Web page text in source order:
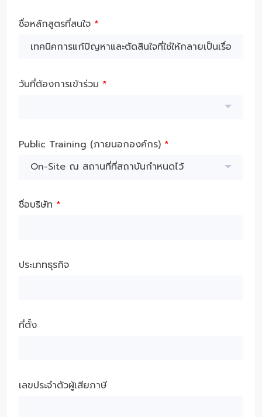
ชื่อหลักสูตรที่สนใจ *
วันที่ต้องการเข้าร่วม *
Public Training (ภายนอกองค์กร) *
On-Site ณ สถานที่ที่สถาบันกำหนดไว้
ชื่อบริษัท *
ประเภทธุรกิจ
ที่ตั้ง
เลขประจำตัวผู้เสียภาษี